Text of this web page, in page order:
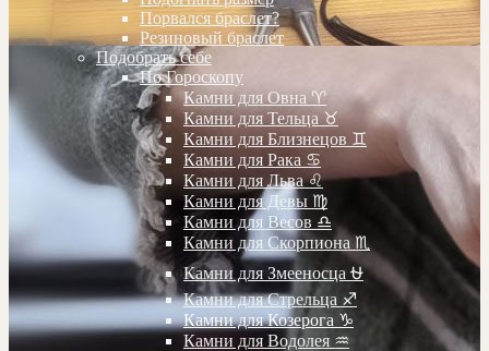
Порвался браслет?
Резиновый браслет
Подобрать себе
По Гороскопу
Камни для Овна ♈️
Камни для Тельца ♉️
Камни для Близнецов ♊️
Камни для Рака ♋️
Камни для Льва ♌️
Камни для Девы ♍️
Камни для Весов ♎️
Камни для Скорпиона ♏️
Камни для Змееносца ⛎
Камни для Стрельца ♐️
Камни для Козерога ♑️
Камни для Водолея ♒️